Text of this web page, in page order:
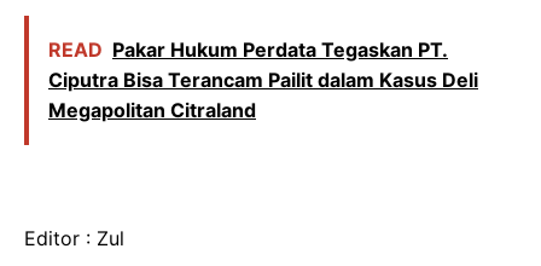
READ Pakar Hukum Perdata Tegaskan PT.
Ciputra Bisa Terancam Pailit dalam Kasus Deli
Megapolitan Citraland
Editor : Zul